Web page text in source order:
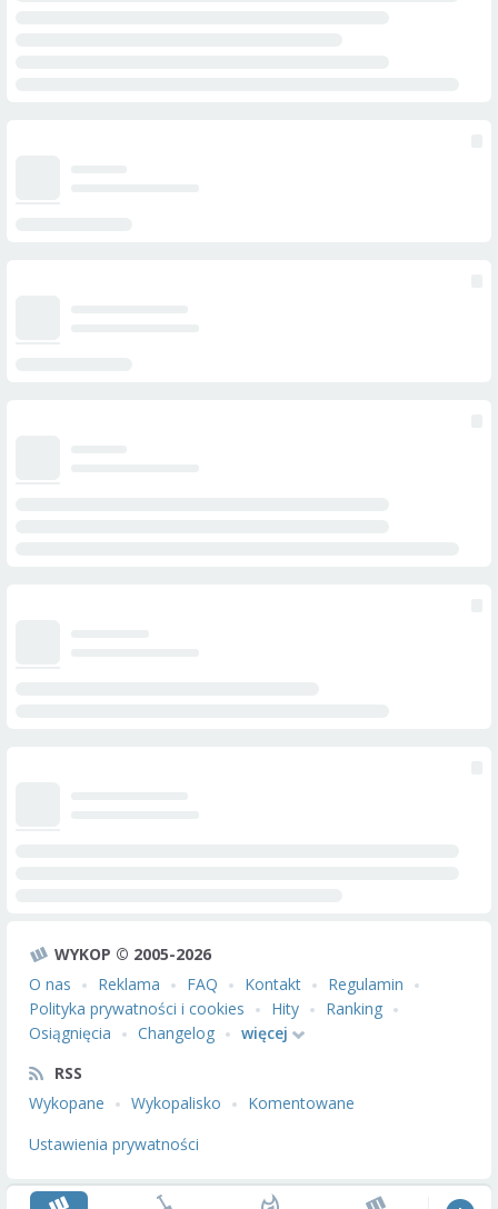
WYKOP © 2005-2026
O nas
Reklama FAQ Kontakt
Regulamin
Polityka prywatności i cookies
Hity
Ranking
Osiągnięcia
Changelog
więcej
RSS
Wykopane
Wykopalisko
Komentowane
Ustawienia prywatności